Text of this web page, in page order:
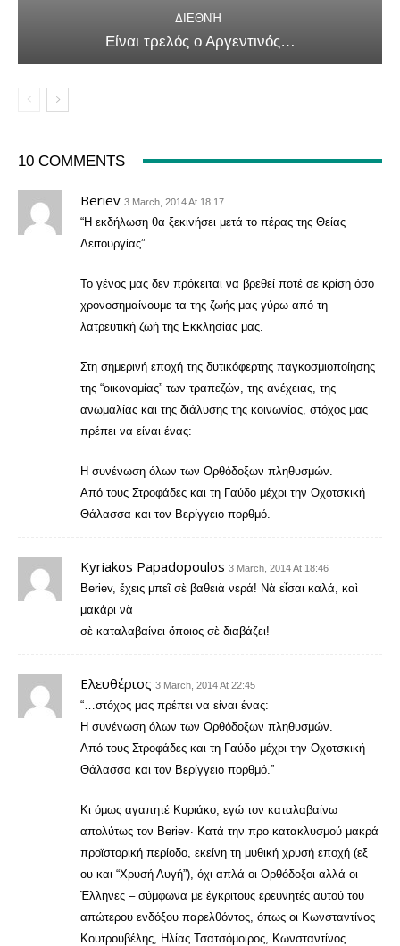
ΔΙΕΘΝΉ
Είναι τρελός ο Αργεντινός…
10 COMMENTS
Beriev 3 March, 2014 At 18:17
“Η εκδήλωση θα ξεκινήσει μετά το πέρας της Θείας
Λειτουργίας”
Το γένος μας δεν πρόκειται να βρεθεί ποτέ σε κρίση όσο
χρονοσημαίνουμε τα της ζωής μας γύρω από τη
λατρευτική ζωή της Εκκλησίας μας.
Στη σημερινή εποχή της δυτικόφερτης παγκοσμιοποίησης
της “οικονομίας” των τραπεζών, της ανέχειας, της
ανωμαλίας και της διάλυσης της κοινωνίας, στόχος μας
πρέπει να είναι ένας:
Η συνένωση όλων των Ορθόδοξων πληθυσμών.
Από τους Στροφάδες και τη Γαύδο μέχρι την Οχοτσκική
Θάλασσα και τον Βερίγγειο πορθμό.
Kyriakos Papadopoulos 3 March, 2014 At 18:46
Beriev, ἔχεις μπεῖ σὲ βαθειὰ νερά! Νὰ εἶσαι καλά, καὶ
μακάρι νὰ
σὲ καταλαβαίνει ὅποιος σὲ διαβάζει!
Ελευθέριος 3 March, 2014 At 22:45
“…στόχος μας πρέπει να είναι ένας:
Η συνένωση όλων των Ορθόδοξων πληθυσμών.
Από τους Στροφάδες και τη Γαύδο μέχρι την Οχοτσκική
Θάλασσα και τον Βερίγγειο πορθμό.”
Κι όμως αγαπητέ Κυριάκο, εγώ τον καταλαβαίνω
απολύτως τον Beriev∙ Κατά την προ κατακλυσμού μακρά
προϊστορική περίοδο, εκείνη τη μυθική χρυσή εποχή (εξ
ου και “Χρυσή Αυγή”), όχι απλά οι Ορθόδοξοι αλλά οι
Έλληνες – σύμφωνα με έγκριτους ερευνητές αυτού του
απώτερου ενδόξου παρελθόντος, όπως οι Κωνσταντίνος
Κουτρουβέλης, Ηλίας Τσατσόμοιρος, Κωνσταντίνος